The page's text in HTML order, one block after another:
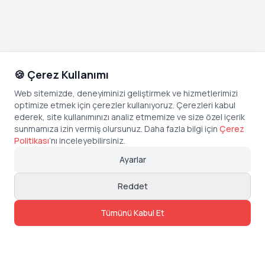
🍪 Çerez Kullanımı
Web sitemizde, deneyiminizi geliştirmek ve hizmetlerimizi
optimize etmek için çerezler kullanıyoruz. Çerezleri kabul
ederek, site kullanımınızı analiz etmemize ve size özel içerik
sunmamıza izin vermiş olursunuz. Daha fazla bilgi için Çerez
Politikası’nı inceleyebilirsiniz.
Ayarlar
Reddet
Tümünü Kabul Et